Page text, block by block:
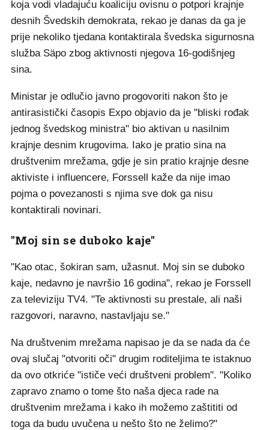
koja vodi vladajuću koaliciju ovisnu o potpori krajnje
desnih Švedskih demokrata, rekao je danas da ga je
prije nekoliko tjedana kontaktirala švedska sigurnosna
služba Säpo zbog aktivnosti njegova 16-godišnjeg
sina.
Ministar je odlučio javno progovoriti nakon što je
antirasistički časopis Expo objavio da je "bliski rođak
jednog švedskog ministra" bio aktivan u nasilnim
krajnje desnim krugovima. Iako je pratio sina na
društvenim mrežama, gdje je sin pratio krajnje desne
aktiviste i influencere, Forssell kaže da nije imao
pojma o povezanosti s njima sve dok ga nisu
kontaktirali novinari.
"Moj sin se duboko kaje"
"Kao otac, šokiran sam, užasnut. Moj sin se duboko
kaje, nedavno je navršio 16 godina", rekao je Forssell
za televiziju TV4. "Te aktivnosti su prestale, ali naši
razgovori, naravno, nastavljaju se."
Na društvenim mrežama napisao je da se nada da će
ovaj slučaj "otvoriti oči" drugim roditeljima te istaknuo
da ovo otkriće "ističe veći društveni problem". "Koliko
zapravo znamo o tome što naša djeca rade na
društvenim mrežama i kako ih možemo zaštititi od
toga da budu uvučena u nešto što ne želimo?"